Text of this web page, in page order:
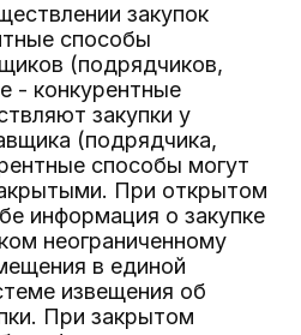
закупок
способы
(подрядчиков,
- конкурентные
закупки у
(подрядчика,
способы могут
При открытом
информация о закупке
неограниченному
в единой
извещения об
При закрытом